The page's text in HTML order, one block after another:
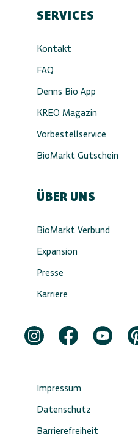
SERVICES
Kontakt
FAQ
Denns Bio App
KREO Magazin
Vorbestellservice
BioMarkt Gutschein
ÜBER UNS
BioMarkt Verbund
Expansion
Presse
Karriere
Impressum
Datenschutz
Barrierefreiheit